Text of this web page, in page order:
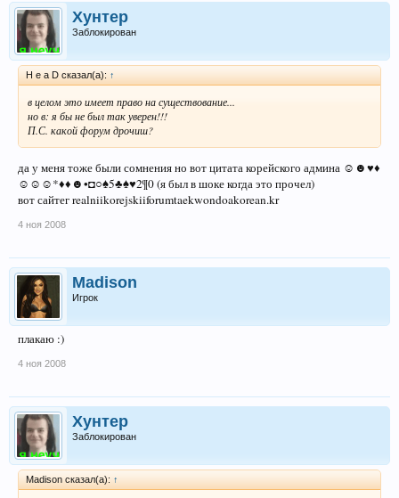
Хунтер
Заблокирован
H e a D сказал(а): ↑
в целом это имеет право на существование...
но в: я бы не был так уверен!!!
П.С. какой форум дрочиш?
да у меня тоже были сомнения но вот цитата корейского админа ☺☻♥♦
☺☺☺*♦♦☻•◘○♠5♣♠♥2¶0 (я был в шоке когда это прочел)
вот сайтег realniikorejskiiforumtaekwondoakorean.kr
4 ноя 2008
Madison
Игрок
плакаю :)
4 ноя 2008
Хунтер
Заблокирован
Madison сказал(а): ↑